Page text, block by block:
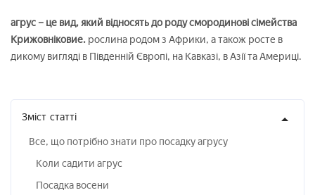
агрус – це вид, який відносять до роду смородинові сімейства
Крижовніковие. рослина родом з Африки, а також росте в
дикому вигляді в Південній Європі, на Кавказі, в Азії та Америці.
Зміст статті
Все, що потрібно знати про посадку агрусу
Коли садити агрус
Посадка восени